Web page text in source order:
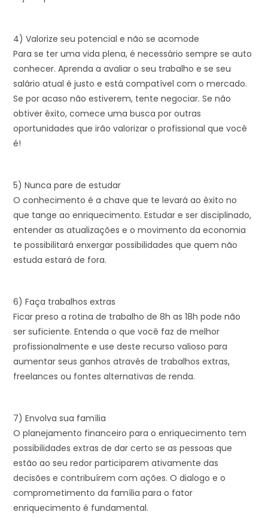
4) Valorize seu potencial e não se acomode
Para se ter uma vida plena, é necessário sempre se auto
conhecer. Aprenda a avaliar o seu trabalho e se seu
salário atual é justo e está compatível com o mercado.
Se por acaso não estiverem, tente negociar. Se não
obtiver êxito, comece uma busca por outras
oportunidades que irão valorizar o profissional que você
é!
5) Nunca pare de estudar
O conhecimento é a chave que te levará ao êxito no
que tange ao enriquecimento. Estudar e ser disciplinado,
entender as atualizações e o movimento da economia
te possibilitará enxergar possibilidades que quem não
estuda estará de fora.
6) Faça trabalhos extras
Ficar preso a rotina de trabalho de 8h as 18h pode não
ser suficiente. Entenda o que você faz de melhor
profissionalmente e use deste recurso valioso para
aumentar seus ganhos através de trabalhos extras,
freelances ou fontes alternativas de renda.
7) Envolva sua família
O planejamento financeiro para o enriquecimento tem
possibilidades extras de dar certo se as pessoas que
estão ao seu redor participarem ativamente das
decisões e contribuírem com ações. O dialogo e o
comprometimento da família para o fator
enriquecimento é fundamental.